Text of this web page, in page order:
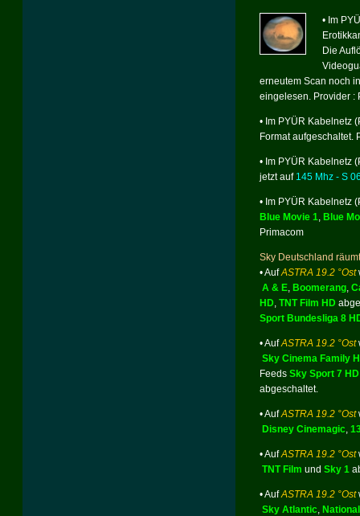
• Im
Die
erneutem Scan noch
eingelesen. Provider :
• Im PYÜR Kabelnetz
Format aufgeschaltet.
• Im PYÜR Kabelnetz
jetzt auf 145 Mhz - S
• Im PYÜR Kabelnetz
Blue Movie 1 Blue
Primacom
Sky Deutschland
• AufASTRA 19.2 °Ost
A & E, Boomerang,
HD, TNT Film HD
Sport Bundesliga 8
• AufASTRA 19.2 °Ost
Sky Cinema Family
Feeds Sky Sport 7 HD
abgeschaltet.
• AufASTRA 19.2 °Ost
Disney Cinemagic,
• AufASTRA 19.2 °Ost
TNT Film und Sky 1
• AufASTRA 19.2 °Ost
Sky Atlantic,